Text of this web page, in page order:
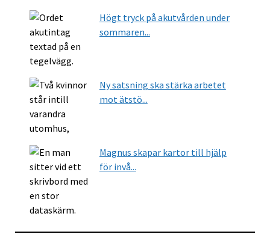
Högt tryck på akutvården under
sommaren...
Ny satsning ska stärka arbetet
mot ätstö...
Magnus skapar kartor till hjälp
för invå...